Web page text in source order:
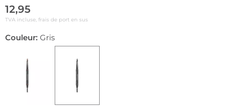
12,95
TVA incluse, frais de port en sus
Couleur: Gris